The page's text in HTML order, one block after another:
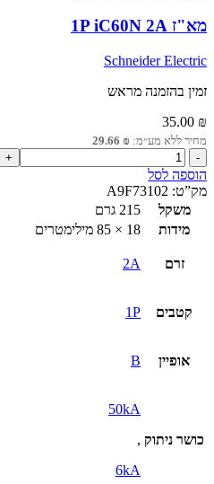
מא"ז 1P iC60N 2A
Schneider Electric
זמין בהזמנה מראש
35.00 ₪
מחיר ללא מע״מ: 29.66 ₪
כמות
של
מא"ז
1P
iC60N
2A
הוספה לסל
מק”ט: A9F73102
משקל
215 גרם
מידות
18 × 85 מילימטרים
זרם 2A
קטבים 1P
אופיין B
כושר ניתוק
50kA
,
6kA